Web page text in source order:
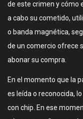
de este crimen y cómo
a cabo su cometido,
o banda magnética,
de un comercio ofrece
abonar su compra.
En el momento que la
es leída o reconocida,
con chip. En ese